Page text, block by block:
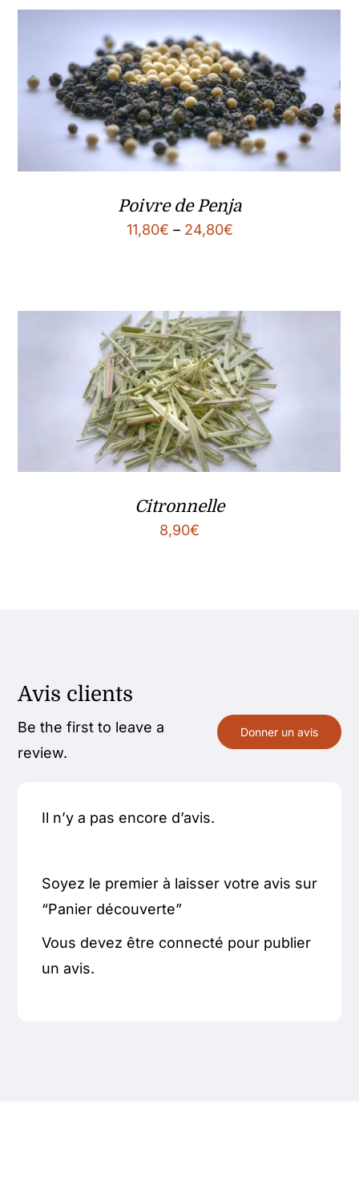
Poivre de Penja
11,80€ – 24,80€
Citronnelle
8,90€
Avis clients
Be the first to leave a
review.
Donner un avis
Il n’y a pas encore d’avis.
Soyez le premier à laisser votre avis sur
“Panier découverte”
Vous devez être connecté pour publier
un avis.